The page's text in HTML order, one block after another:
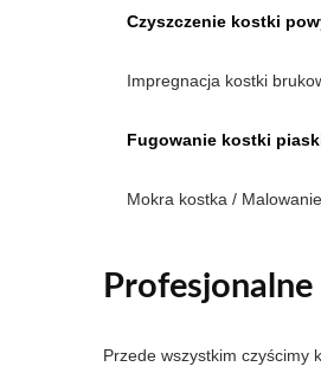
Czyszczenie kostki
Impregnacja kostki
Fugowanie kostki
Mokra kostka /
Przede wszystkim czyścimy